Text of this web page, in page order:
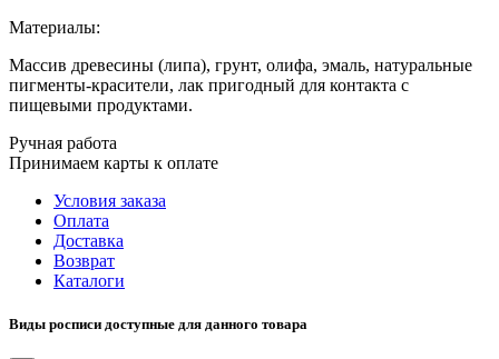
Материалы:
Массив древесины (липа), грунт, олифа, эмаль, натуральные
пигменты-красители, лак пригодный для контакта с
пищевыми продуктами.
Ручная работа
Принимаем карты к оплате
Условия заказа
Оплата
Доставка
Возврат
Каталоги
Виды росписи доступные для данного товара